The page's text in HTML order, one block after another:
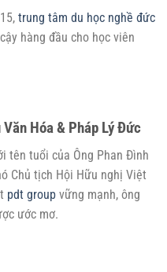
trung tâm du học nghề đức
hàng đầu cho học viên
Hóa & Pháp Lý Đức
tên tuổi của Ông Phan Đình
Chủ tịch Hội Hữu nghị Việt
pdt group vững mạnh, ông
ước mơ.